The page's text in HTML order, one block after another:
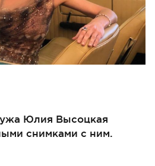
Юлия Высоцкая
снимками с ним.